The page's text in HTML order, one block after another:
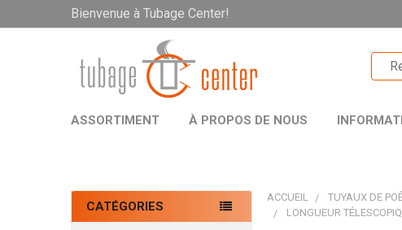
Bienvenue à Tubage Center!
ASSORTIMENT À PROPOS DE NOUS
CATÉGORIES
ACCUEIL TUYAUX DE
LONGUEUR